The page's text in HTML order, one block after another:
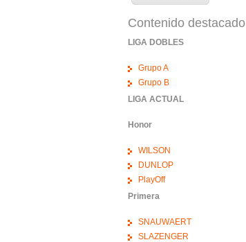
Contenido destacado
LIGA DOBLES
Grupo A
Grupo B
LIGA ACTUAL
Honor
WILSON
DUNLOP
PlayOff
Primera
SNAUWAERT
SLAZENGER